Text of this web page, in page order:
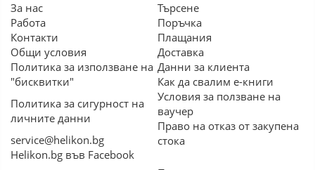
За нас
Работа
Контакти
Общи условия
Политика за използване на
"бисквитки"
Политика за сигурност на
личните данни
service@helikon.bg
Helikon.bg във Facebook
Търсене
Поръчка
Плащания
Доставка
Данни за клиента
Как да свалим е-книги
Условия за ползване на
ваучер
Право на отказ от закупена
стока